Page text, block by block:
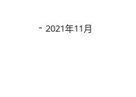
2021年11月